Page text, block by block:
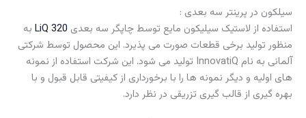
سیلکون در پرینتر سه بعدی :
استفاده از لاستیک سیلیکون مایع توسط چاپگر سه بعدی LiQ 320 به
منظور تولید برخی قطعات صورت می پذیرد. این محصول توسط شرکتی
آلمانی به نام InnovatiQ تولید می شود. این شرکت استفاده از نمونه
های اولیه و دیگر نمونه ها را با برخورداری از کیفیتی قابل قبول و با
بهره گیری از قالب گیری تزریقی در نظر دارد.